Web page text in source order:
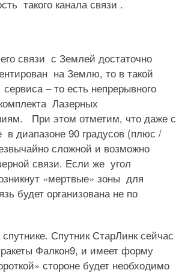
такого канала связи .
связи с Землей достаточно
на Землю, то в такой
– то есть непрерывного
Лазерных
При этом отметим, что даже с
диапазоне 90 градусов (плюс /
сложной и возможно
связи. Если же угол
«мертвые» зоны для
будет организована не по
Спутник СтарЛинк сейчас
Фалкон9, и имеет форму
стороне будет необходимо